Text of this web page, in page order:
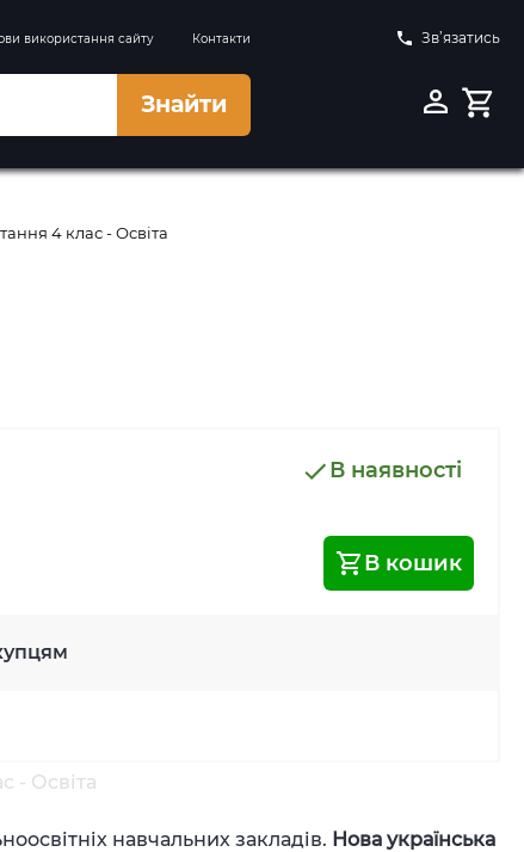
використання сайту Контакти Зв’язатись
Знайти
4 клас - Освіта
В наявності
В кошик
- Освіта
навчальних закладів. Нова українська